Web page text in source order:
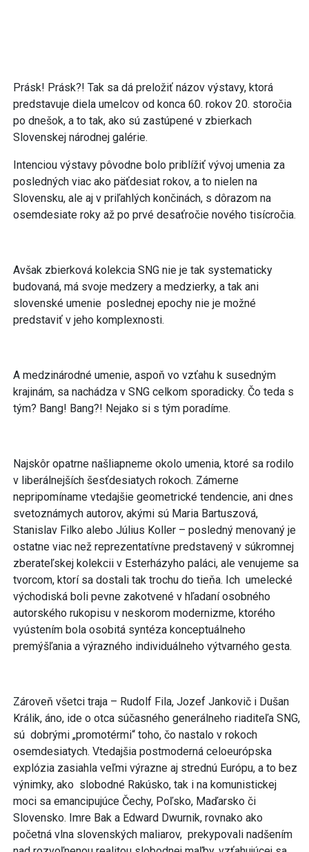
Prásk! Prásk?! Tak sa dá preložiť názov výstavy, ktorá
predstavuje diela umelcov od konca 60. rokov 20. storočia
po dnešok, a to tak, ako sú zastúpené v zbierkach
Slovenskej národnej galérie.
Intenciou výstavy pôvodne bolo priblížiť vývoj umenia za
posledných viac ako päťdesiat rokov, a to nielen na
Slovensku, ale aj v priľahlých končinách, s dôrazom na
osemdesiate roky až po prvé desaťročie nového tisícročia.
Avšak zbierková kolekcia SNG nie je tak systematicky
budovaná, má svoje medzery a medzierky, a tak ani
slovenské umenie poslednej epochy nie je možné
predstaviť v jeho komplexnosti.
A medzinárodné umenie, aspoň vo vzťahu k susedným
krajinám, sa nachádza v SNG celkom sporadicky. Čo teda s
tým? Bang! Bang?! Nejako si s tým poradíme.
Najskôr opatrne našliapneme okolo umenia, ktoré sa rodilo
v liberálnejších šesťdesiatych rokoch. Zámerne
nepripomíname vtedajšie geometrické tendencie, ani dnes
svetoznámych autorov, akými sú Maria Bartuszová,
Stanislav Filko alebo Július Koller – posledný menovaný je
ostatne viac než reprezentatívne predstavený v súkromnej
zberateľskej kolekcii v Esterházyho paláci, ale venujeme sa
tvorcom, ktorí sa dostali tak trochu do tieňa. Ich umelecké
východiská boli pevne zakotvené v hľadaní osobného
autorského rukopisu v neskorom modernizme, ktorého
vyústením bola osobitá syntéza konceptuálneho
premýšľania a výrazného individuálneho výtvarného gesta.
Zároveň všetci traja – Rudolf Fila, Jozef Jankovič i Dušan
Králik, áno, ide o otca súčasného generálneho riaditeľa SNG,
sú dobrými „promotérmi“ toho, čo nastalo v rokoch
osemdesiatych. Vtedajšia postmoderná celoeurópska
explózia zasiahla veľmi výrazne aj strednú Európu, a to bez
výnimky, ako slobodné Rakúsko, tak i na komunistickej
moci sa emancipujúce Čechy, Poľsko, Maďarsko či
Slovensko. Imre Bak a Edward Dwurnik, rovnako ako
početná vlna slovenských maliarov, prekypovali nadšením